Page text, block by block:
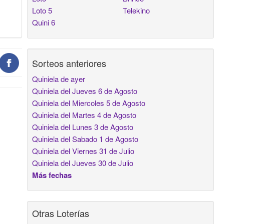
Loto 5
Quini 6
Telekino
Sorteos anteriores
Quiniela de ayer
Quiniela del Jueves 6 de Agosto
Quiniela del Miercoles 5 de Agosto
Quiniela del Martes 4 de Agosto
Quiniela del Lunes 3 de Agosto
Quiniela del Sabado 1 de Agosto
Quiniela del Viernes 31 de Julio
Quiniela del Jueves 30 de Julio
Más fechas
Otras Loterías